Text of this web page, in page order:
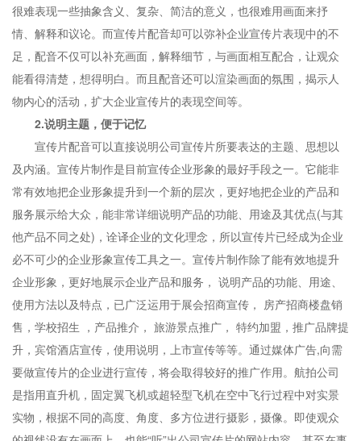
很难表现一些抽象含义、复杂、简洁的意义，也很难用画面来抒
情、解释和议论。而宣传片配音却可以弥补企业宣传片表现中的不
足，配音不仅可以补充画面，解释细节，与画面相互配合，让观众
能看得清楚，想得明白。而且配音还可以渲染画面的氛围，揭示人
物内心的活动，扩大企业宣传片的表现空间等。
2.说明主题，便于记忆
宣传片配音可以直接说明公司宣传片所要表达的主题、思想以
及内涵。宣传片制作是目前宣传企业形象的最好手段之一。它能非
常有效地把企业形象提升到一个新的层次，更好地把企业的产品和
服务展示给大众，能非常详细说明产品的功能、用途及其优点(与其
他产品不同之处)，诠译企业的文化理念，所以宣传片已经成为企业
必不可少的企业形象宣传工具之一。宣传片制作除了能有效地提升
企业形象，更好地展示企业产品和服务， 说明产品的功能、用途、
使用方法以及特点，已广泛运用于展会招商宣传， 房产招商楼盘销
售，学校招生 ，产品推介， 旅游景点推广， 特约加盟，推广品牌提
升，宾馆酒店宣传，使用说明，上市宣传等等。通过媒体广告,向需
要做宣传片的企业进行宣传，将会取得较好的推广作用。航拍公司
是指用直升机，固定翼飞机或超轻型飞机在空中飞行过程中对实景
实物，根据不同的高度、角度、多方位进行摄影，摄像。即使观众